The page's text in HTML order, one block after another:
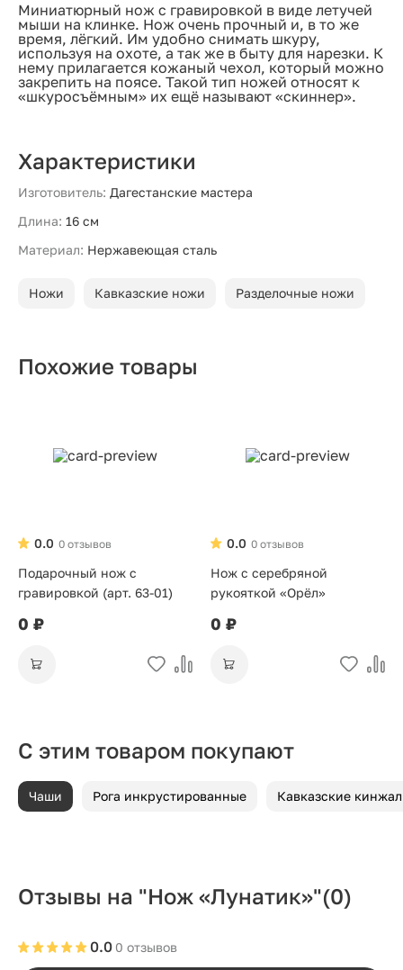
Миниатюрный нож с гравировкой в виде летучей
мыши на клинке. Нож очень прочный и, в то же
время, лёгкий. Им удобно снимать шкуру,
используя на охоте, а так же в быту для нарезки. К
нему прилагается кожаный чехол, который можно
закрепить на поясе. Такой тип ножей относят к
«шкуросъёмным» их ещё называют «скиннер».
Характеристики
Изготовитель: Дагестанские мастера
Длина: 16 см
Материал: Нержавеющая сталь
Ножи Кавказские ножи Разделочные ножи
Похожие товары
0 отзывов
0.0
Подарочный нож с
гравировкой (арт. 63-01)
0 ₽
0 отзывов
0.0
Нож с серебряной
рукояткой «Орёл»
0 ₽
С этим товаром покупают
Чаши Рога инкрустированные Кавказские
Отзывы на "Нож «Лунатик»"(0)
0 отзывов
0.0